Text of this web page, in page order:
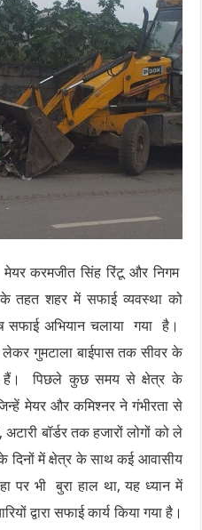
करमजीत सिंह रिंटू और निगम
के तहत शहर में सफाई व्यवस्था को
सफाई अभियान चलाया गया है।
लेकर गुमटाला बाईपास तक सीवर के
हैं। पिछले कुछ समय से क्षेत्र के
मेयर और कमिश्नर ने गंभीरता से
बॉर्डर तक हजारों लोगों को ले
दिनों में क्षेत्र के साथ कई आवासीय
पर भी बुरा हाल था, यह ध्यान में
द्वारा सफाई कार्य किया गया है।